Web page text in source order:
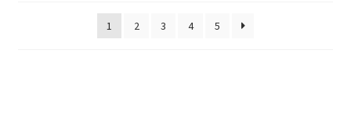
1 2 3 4 5